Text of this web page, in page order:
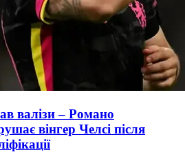
валізи – Романо
вінгер Челсі після